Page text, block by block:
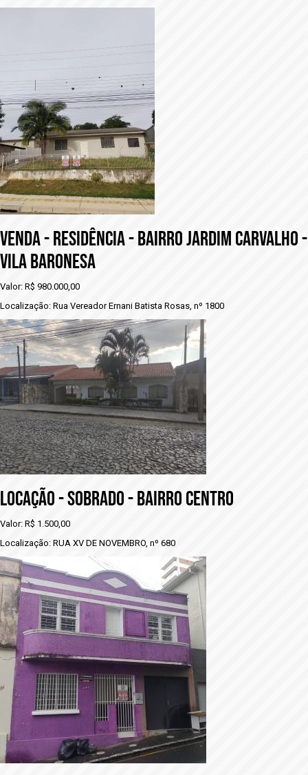
VENDA - RESIDÊNCIA - BAIRRO JARDIM CARVALHO -
vILA BARONESA
Valor: R$ 980.000,00
Localização: Rua Vereador Ernani Batista Rosas, nº 1800
LOCAÇÃO - SOBRADO - BAIRRO CENTRO
Valor: R$ 1.500,00
Localização: RUA XV DE NOVEMBRO, nº 680